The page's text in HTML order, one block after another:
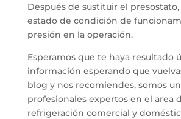
Después de sustituir el
estado de condición de
presión en la operación.
Esperamos que te haya resultado
información esperando que
blog y nos recomiendes, somos
profesionales expertos en el area
refrigeración comercial y